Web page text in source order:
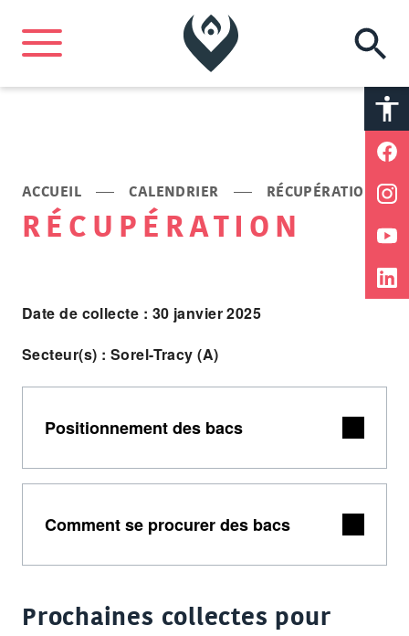
A
ACCUEIL CALENDRIER RÉCUPÉRATION
RÉCUPÉRATION
Date de collecte : 30 janvier 2025
Secteur(s) : Sorel-Tracy (A)
Positionnement des bacs
Comment se procurer des bacs
Prochaines collectes pour